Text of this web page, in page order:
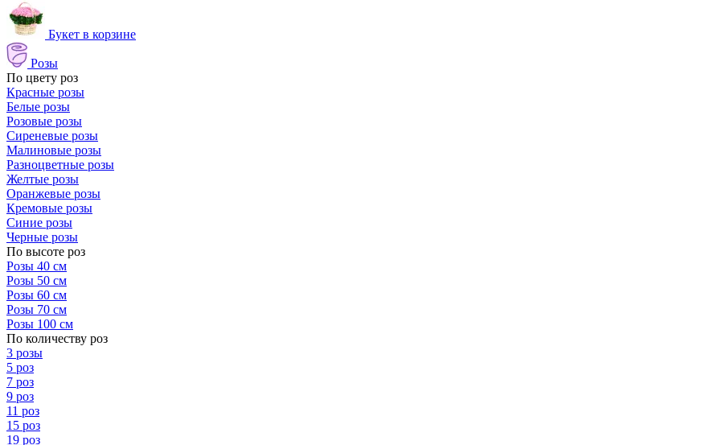
Букет в корзине
Розы
По цвету роз
Красные розы
Белые розы
Розовые розы
Сиреневые розы
Малиновые розы
Разноцветные розы
Желтые розы
Оранжевые розы
Кремовые розы
Синие розы
Черные розы
По высоте роз
Розы 40 см
Розы 50 см
Розы 60 см
Розы 70 см
Розы 100 см
По количеству роз
3 розы
5 роз
7 роз
9 роз
11 роз
15 роз
19 роз